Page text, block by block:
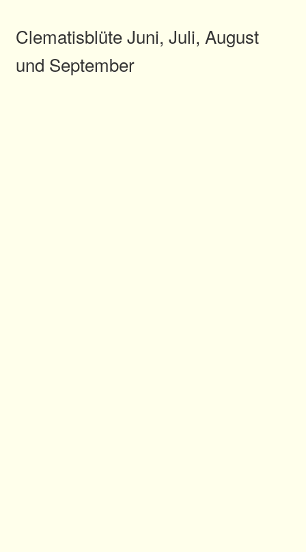
Clematisblüte Juni, Juli, August
und September